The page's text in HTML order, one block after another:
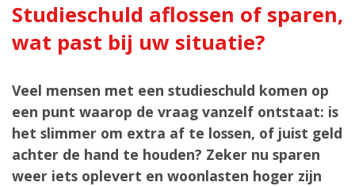
Studieschuld aflossen of sparen,
wat past bij uw situatie?
Veel mensen met een studieschuld komen op
een punt waarop de vraag vanzelf ontstaat: is
het slimmer om extra af te lossen, of juist geld
achter de hand te houden? Zeker nu sparen
weer iets oplevert en woonlasten hoger zijn